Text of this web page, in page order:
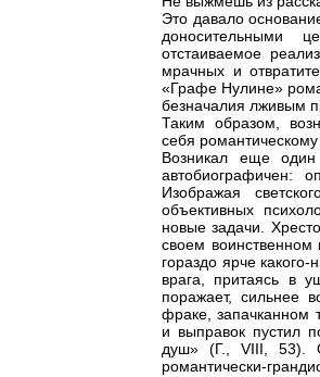
Это давало
доносительными
отстаиваемое
мрачных и
«Графе Нулине»
безначалия лживым
Таким образом,
себя
Возникал еще один
автобиографичен:
Изображая
объективных
новые задачи.
своем воинственном
гораздо ярче
врага, притаясь в
поражает, сильнее
фраке, запачканном
и выправок пустил
душ» (Г., VIII, 53).
романтически-